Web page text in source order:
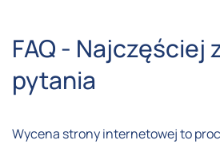
FAQ - Najczęściej
pytania
Wycena strony internetowej to